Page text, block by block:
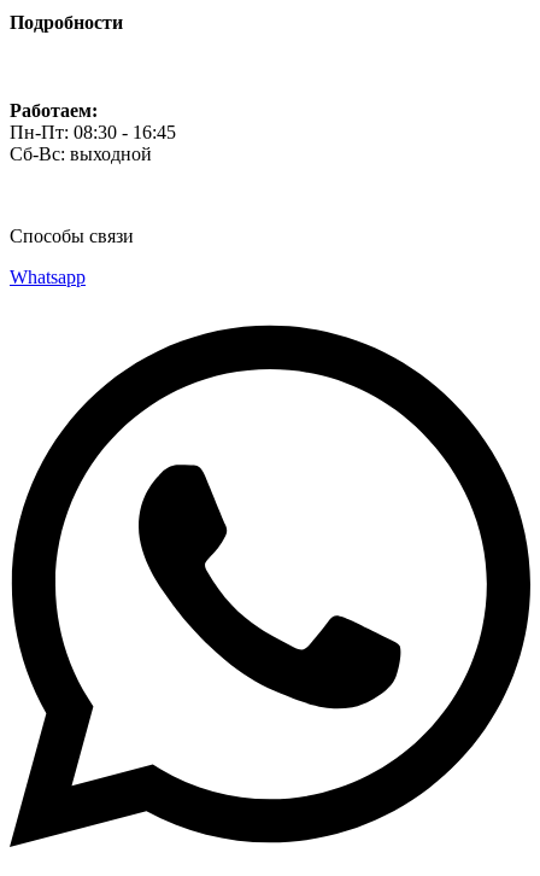
Подробности
Работаем:
Пн-Пт: 08:30 - 16:45
Сб-Вс: выходной
Способы связи
Whatsapp